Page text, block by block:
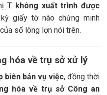
T. không xuất trình được
giấy tờ nào chứng minh
của số lòng lợn nói trên.
hóa về trụ sở xử lý
biên bản vụ việc, đồng thời
hóa về trụ sở Công an